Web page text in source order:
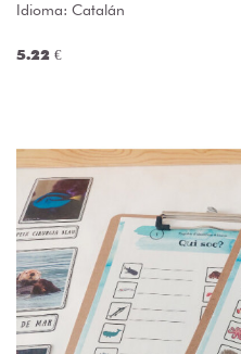
Idioma: Catalán
5.22 €